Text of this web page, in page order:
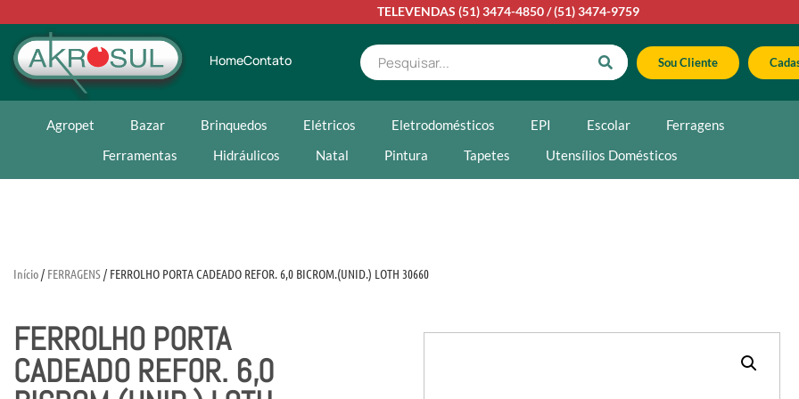
TELEVENDAS (51) 3474-4850/(51) 3474-9759
HomeContato Sou Cliente
Agropet Bazar Brinquedos Elétricos Eletrodomésticos EPI Escolar
Ferragens
Ferramentas
Hidráulicos Natal Pintura Tapetes Utensílios Domésticos
Início/ FERRAGENS/ FERROLHO PORTA CADEADO REFOR. 6,0 BICROM.(UNID.) LOTH 30660
FERROLHO PORTA
CADEADO REFOR. 6,0